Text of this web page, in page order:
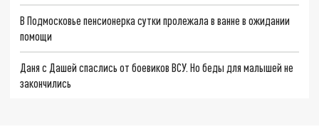
В Подмосковье пенсионерка сутки пролежала в ванне в ожидании
помощи
Даня с Дашей спаслись от боевиков ВСУ. Но беды для малышей не
закончились